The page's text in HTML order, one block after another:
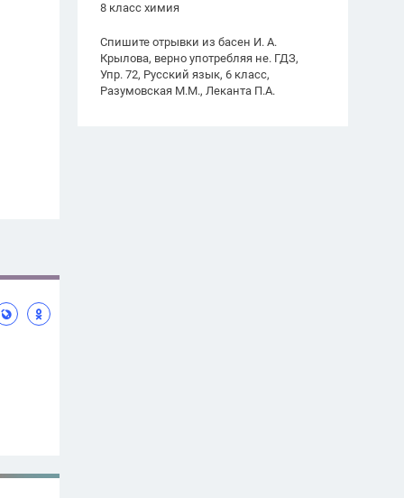
8 класс химия
Спишите отрывки из басен И. А.
Крылова, верно употребляя не. ГДЗ,
Упр. 72, Русский язык, 6 класс,
Разумовская М.М., Леканта П.А.